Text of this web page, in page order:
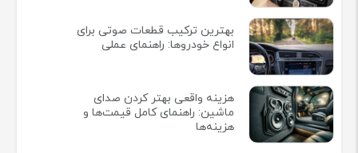
بهترین ترکیب قطعات صوتی برای
انواع خودروها: راهنمای عملی
هزینه واقعی بهتر کردن صدای
ماشین: راهنمای کامل قیمت‌ها و
هزینه‌ها